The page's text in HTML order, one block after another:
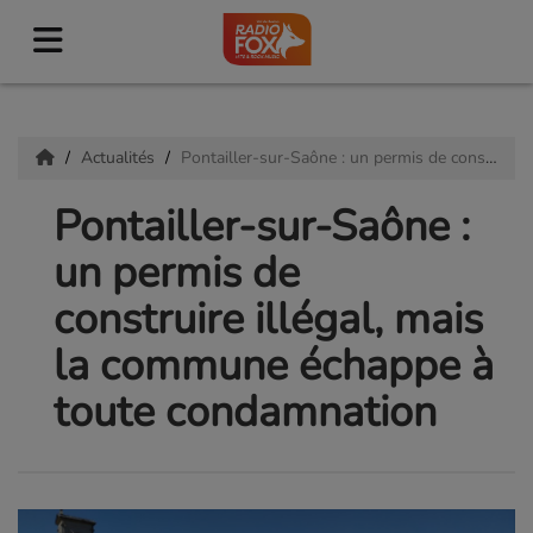
Actualités Pontailler-sur-Saône : un permis de construire illégal, mais la commune échappe à toute condamnation
Pontailler-sur-Saône :
un permis de
construire illégal, mais
la commune échappe à
toute condamnation